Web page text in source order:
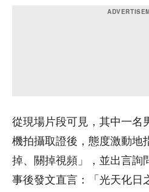
從現場片段可見，其中一名
機拍攝取證後，態度激動地
掉、關掉視頻」，並出言詢
事後發文直言：「光天化日